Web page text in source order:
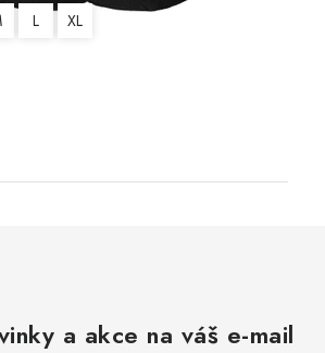
L XL
a akce na váš e-mail